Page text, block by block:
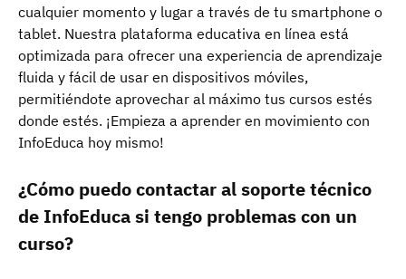
cualquier momento y lugar a través de tu smartphone o
tablet. Nuestra plataforma educativa en línea está
optimizada para ofrecer una experiencia de aprendizaje
fluida y fácil de usar en dispositivos móviles,
permitiéndote aprovechar al máximo tus cursos estés
donde estés. ¡Empieza a aprender en movimiento con
InfoEduca hoy mismo!
¿Cómo puedo contactar al soporte técnico
de InfoEduca si tengo problemas con un
curso?